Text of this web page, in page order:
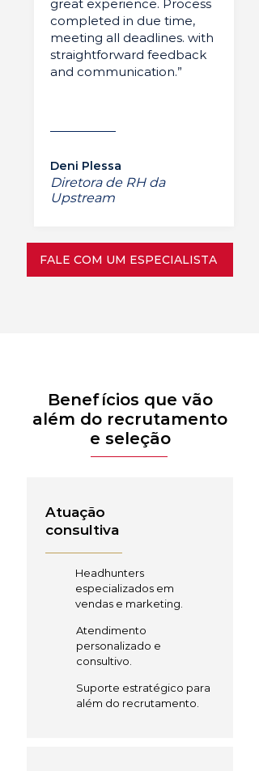
great experience. Process
completed in due time,
meeting all deadlines. with
straightforward feedback
and communication.”
Deni Plessa
Diretora de RH da
Upstream
FALE COM UM ESPECIALISTA
Benefícios que vão
além do recrutamento
e seleção
Atuação
consultiva
Headhunters
especializados em
vendas e marketing.
Atendimento
personalizado e
consultivo.
Suporte estratégico para
além do recrutamento.